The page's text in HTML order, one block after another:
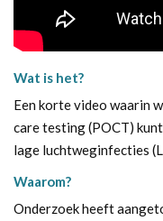
Wat is het?
Een korte video waarin
care testing (POCT)
lage luchtweginfecties
Waarom?
Onderzoek heeft